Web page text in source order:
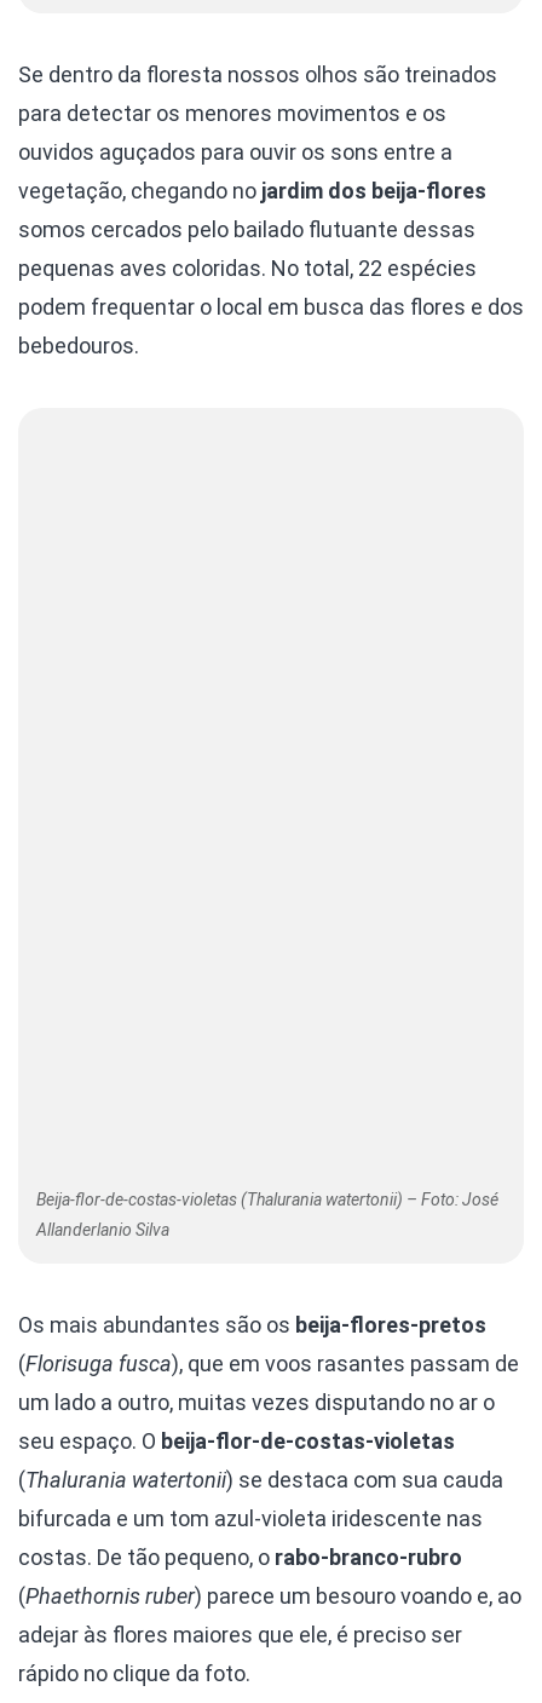
Se dentro da floresta nossos olhos são treinados
para detectar os menores movimentos e os
ouvidos aguçados para ouvir os sons entre a
vegetação, chegando no jardim dos beija-flores
somos cercados pelo bailado flutuante dessas
pequenas aves coloridas. No total, 22 espécies
podem frequentar o local em busca das flores e dos
bebedouros.
Beija-flor-de-costas-violetas (Thalurania watertonii) – Foto: José
Allanderlanio Silva
Os mais abundantes são os beija-flores-pretos
(Florisuga fusca), que em voos rasantes passam de
um lado a outro, muitas vezes disputando no ar o
seu espaço. O beija-flor-de-costas-violetas
(Thalurania watertonii) se destaca com sua cauda
bifurcada e um tom azul-violeta iridescente nas
costas. De tão pequeno, o rabo-branco-rubro
(Phaethornis ruber) parece um besouro voando e, ao
adejar às flores maiores que ele, é preciso ser
rápido no clique da foto.